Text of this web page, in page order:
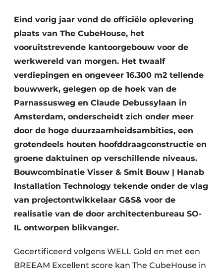
Eind vorig jaar vond de officiële oplevering
plaats van The CubeHouse, het
vooruitstrevende kantoorgebouw voor de
werkwereld van morgen. Het twaalf
verdiepingen en ongeveer 16.300 m2 tellende
bouwwerk, gelegen op de hoek van de
Parnassusweg en Claude Debussylaan in
Amsterdam, onderscheidt zich onder meer
door de hoge duurzaamheidsambities, een
grotendeels houten hoofddraagconstructie en
groene daktuinen op verschillende niveaus.
Bouwcombinatie Visser & Smit Bouw | Hanab
Installation Technology tekende onder de vlag
van projectontwikkelaar G&S& voor de
realisatie van de door architectenbureau SO-
IL ontworpen blikvanger.
Gecertificeerd volgens WELL Gold en met een
BREEAM Excellent score kan The CubeHouse in